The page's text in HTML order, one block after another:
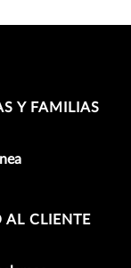
Y FAMILIAS
AL CLIENTE